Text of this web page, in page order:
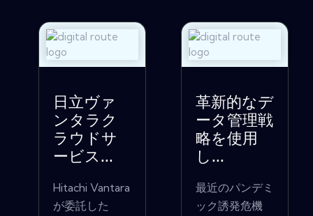
日立ヴァ
ンタラク
ラウドサ
ービス...
Hitachi Vantara
が委託した
革新的なデ
ータ管理戦
略を使用
し...
最近のパンデミ
ック誘発危機